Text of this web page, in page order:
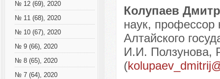
№ 12 (69), 2020
№ 11 (68), 2020
№ 10 (67), 2020
№ 9 (66), 2020
№ 8 (65), 2020
№ 7 (64), 2020
Колупаев
наук, профессор
Алтайского
И.И. Ползунова,
(